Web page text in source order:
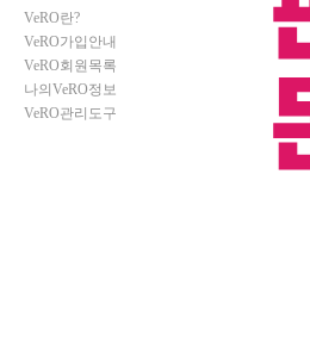
VeRO란?
VeRO가입안내
VeRO회원목록
나의VeRO정보
VeRO관리도구